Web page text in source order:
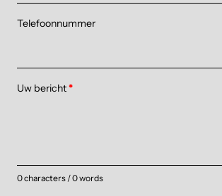
Telefoonnummer
Uw bericht*
0 characters / 0 words